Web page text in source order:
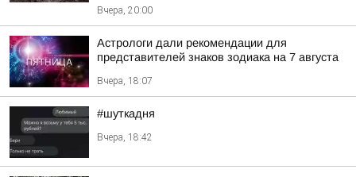
Вчера, 20:00
Астрологи дали рекомендации для
представителей знаков зодиака на 7 августа
Вчера, 18:07
#шуткадня
Вчера, 18:42